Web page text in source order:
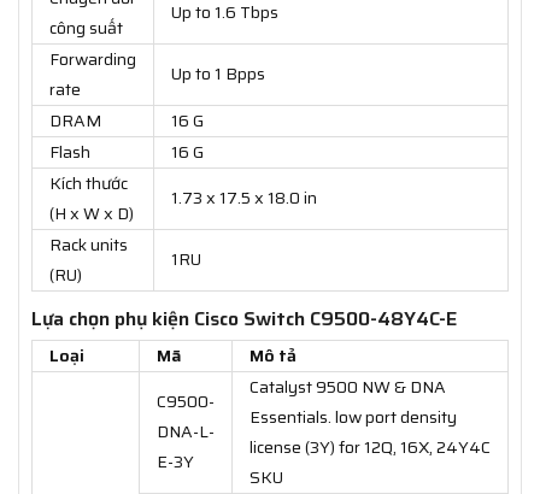
công suất
Up to 1.6 Tbps
Forwarding
rate
Up to 1 Bpps
DRAM
16 G
Flash
16 G
Kích thước
(H x W x D)
1.73 x 17.5 x 18.0 in
Rack units
(RU)
1RU
Lựa chọn phụ kiện Cisco Switch C9500-48Y4C-E
Loại Mã Mô tả
C9500-
DNA-L-
E-3Y
Catalyst 9500 NW & DNA
Essentials. low port density
license (3Y) for 12Q, 16X, 24Y4C
SKU